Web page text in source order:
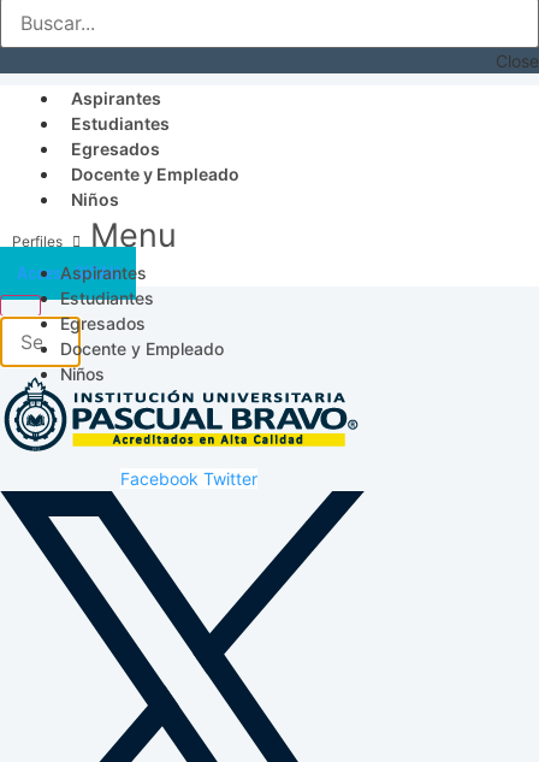
Close
Aspirantes
Estudiantes
Egresados
Docente y Empleado
Niños
Menu
Aspirantes
Estudiantes
Egresados
Docente y Empleado
Niños
Acceso SICAU
Facebook Twitter